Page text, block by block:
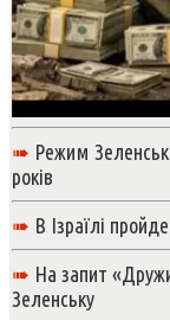
➠ Режим
років
➠ В Ізраїлі
➠ На запит
Зеленську